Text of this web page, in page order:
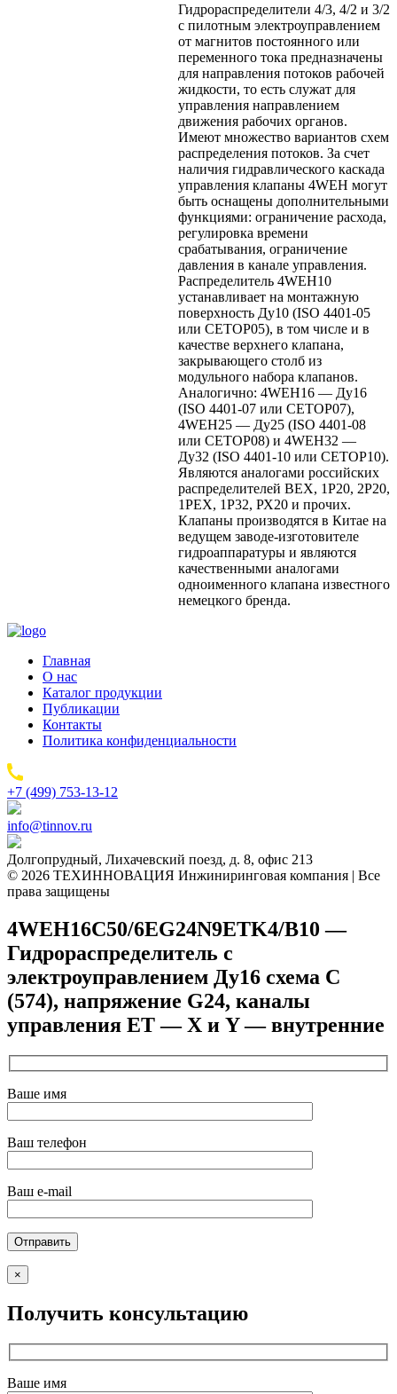
Гидрораспределители 4/3, 4/2 и 3/2
с пилотным электроуправлением
от магнитов постоянного или
переменного тока предназначены
для направления потоков рабочей
жидкости, то есть служат для
управления направлением
движения рабочих органов.
Имеют множество вариантов схем
распределения потоков. За счет
наличия гидравлического каскада
управления клапаны 4WEH могут
быть оснащены дополнительными
функциями: ограничение расхода,
регулировка времени
срабатывания, ограничение
давления в канале управления.
Распределитель 4WEH10
устанавливает на монтажную
поверхность Ду10 (ISO 4401-05
или CETOP05), в том числе и в
качестве верхнего клапана,
закрывающего столб из
модульного набора клапанов.
Аналогично: 4WEH16 — Ду16
(ISO 4401-07 или CETOP07),
4WEH25 — Ду25 (ISO 4401-08
или CETOP08) и 4WEH32 —
Ду32 (ISO 4401-10 или CETOP10).
Являются аналогами российских
распределителей ВЕХ, 1Р20, 2Р20,
1РЕХ, 1Р32, РХ20 и прочих.
Клапаны производятся в Китае на
ведущем заводе-изготовителе
гидроаппаратуры и являются
качественными аналогами
одноименного клапана известного
немецкого бренда.
Главная
О нас
Каталог продукции
Публикации
Контакты
Политика конфиденциальности
+7 (499) 753-13-12
info@tinnov.ru
Долгопрудный, Лихачевский поезд, д. 8, офис 213
© 2026 ТЕХИННОВАЦИЯ Инжиниринговая компания | Все
права защищены
4WEH16C50/6EG24N9ETK4/B10 —
Гидрораспределитель с
электроуправлением Ду16 схема C
(574), напряжение G24, каналы
управления ET — X и Y — внутренние
Ваше имя
Ваш телефон
Ваш e-mail
×
Получить консультацию
Ваше имя